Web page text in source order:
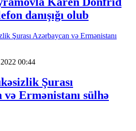
danışığı olub
00:44
Şurası
Ermənistanı sülhə